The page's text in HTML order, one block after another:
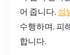
어 줍니다. 성
수행하며, 피
합니다.